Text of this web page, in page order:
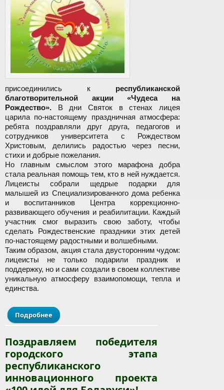
присоединились к республиканской
благотворительной акции «Чудеса на
Рождество». В дни Святок в стенах лицея
царила по-настоящему праздничная атмосфера:
ребята поздравляли друг друга, педагогов и
сотрудников университета с Рождеством
Христовым, делились радостью через песни,
стихи и добрые пожелания.
Но главным смыслом этого марафона добра
стала реальная помощь тем, кто в ней нуждается.
Лицеисты собрали щедрые подарки для
малышей из Специализированного дома ребенка
и воспитанников Центра коррекционно-
развивающего обучения и реабилитации. Каждый
участник смог выразить свою заботу, чтобы
сделать Рождественские праздники этих детей
по-настоящему радостными и волшебными.
Таким образом, акция стала двусторонним чудом:
лицеисты не только подарили праздник и
поддержку, но и сами создали в своем коллективе
уникальную атмосферу взаимопомощи, тепла и
единства.
Подробнее о Марафон добра: Святки в лицее!
Поздравляем победителя
городского этапа
республиканского
инновационного проекта